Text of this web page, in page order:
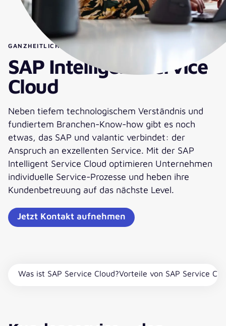
GANZHEITLICHER KUNDENSERVICE NEU GEDACHT
SAP Intelligent Service
Cloud
Neben tiefem technologischem Verständnis und
fundiertem Branchen-Know-how gibt es noch
etwas, das SAP und valantic verbindet: der
Anspruch an exzellenten Service. Mit der SAP
Intelligent Service Cloud optimieren Unternehmen
individuelle Service-Prozesse und heben ihre
Kundenbetreuung auf das nächste Level.
Jetzt Kontakt aufnehmen
Was ist SAP Service Cloud?Vorteile von SAP Service